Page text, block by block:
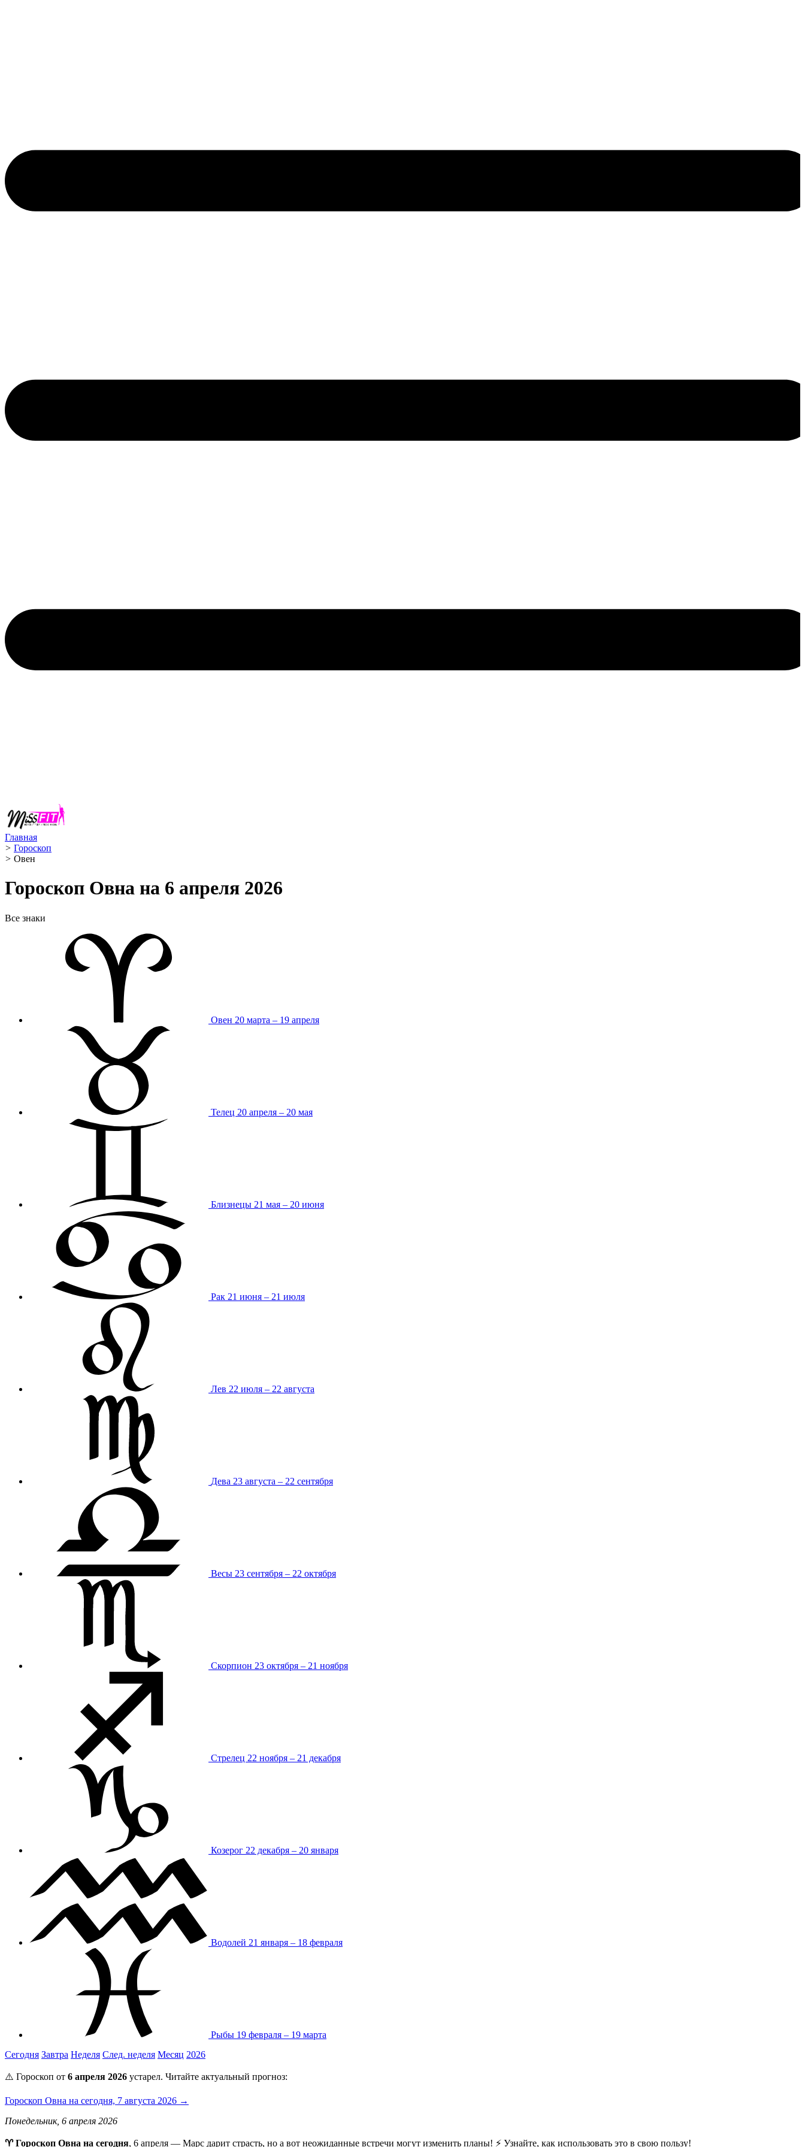
Главная
> Гороскоп
> Овен ️
Гороскоп Овна на 6 апреля 2026
Все знаки
Овен 20 марта – 19 апреля
Телец 20 апреля – 20 мая
Близнецы 21 мая – 20 июня
Рак 21 июня – 21 июля
Лев 22 июля – 22 августа
Дева 23 августа – 22 сентября
Весы 23 сентября – 22 октября
Скорпион 23 октября – 21 ноября
Стрелец 22 ноября – 21 декабря
Козерог 22 декабря – 20 января
Водолей 21 января – 18 февраля
Рыбы 19 февраля – 19 марта
Сегодня Завтра Неделя След. неделя Месяц 2026
⚠️ Гороскоп от 6 апреля 2026 устарел. Читайте актуальный прогноз:
Гороскоп Овна на сегодня, 7 августа 2026 →
Понедельник, 6 апреля 2026
♈ Гороскоп Овна на сегодня, 6 апреля — Марс дарит страсть, но а вот неожиданные встречи могут изменить планы! ⚡ Узнайте, как использовать это в свою пользу!